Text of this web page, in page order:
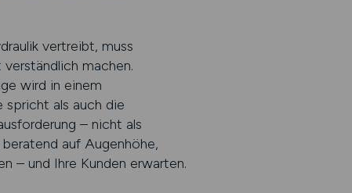
vertreibt, muss
machen.
wird in einem
als auch die
– nicht als
auf Augenhöhe,
– und Ihre Kunden erwarten.